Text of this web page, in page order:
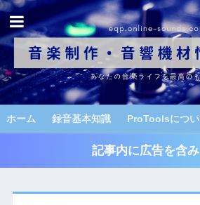
ホーム 録音基本知識 ProToolsにつ
記事内に広告を含